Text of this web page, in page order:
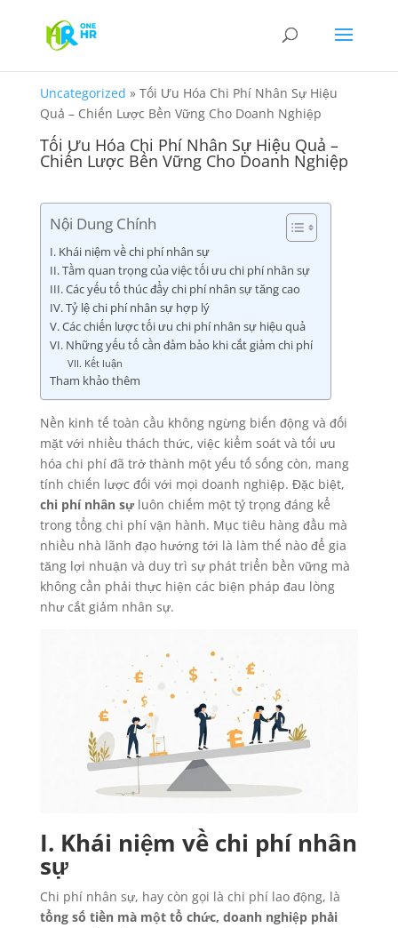
Uncategorized » Tối Ưu Hóa Chi Phí Nhân Sự Hiệu
Quả – Chiến Lược Bền Vững Cho Doanh Nghiệp
Tối Ưu Hóa Chi Phí Nhân Sự Hiệu Quả –
Chiến Lược Bền Vững Cho Doanh Nghiệp
Nội Dung Chính
I. Khái niệm về chi phí nhân sự
II. Tầm quan trọng của việc tối ưu chi phí nhân sự
III. Các yếu tố thúc đẩy chi phí nhân sự tăng cao
IV. Tỷ lệ chi phí nhân sự hợp lý
V. Các chiến lược tối ưu chi phí nhân sự hiệu quả
VI. Những yếu tố cần đảm bảo khi cắt giảm chi phí
VII. Kết luận
Tham khảo thêm
Nền kinh tế toàn cầu không ngừng biến động và đối
mặt với nhiều thách thức, việc kiểm soát và tối ưu
hóa chi phí đã trở thành một yếu tố sống còn, mang
tính chiến lược đối với mọi doanh nghiệp. Đặc biệt,
chi phí nhân sựluôn chiếm một tỷ trọng đáng kể
trong tổng chi phí vận hành. Mục tiêu hàng đầu mà
nhiều nhà lãnh đạo hướng tới là làm thế nào để gia
tăng lợi nhuận và duy trì sự phát triển bền vững mà
không cần phải thực hiện các biện pháp đau lòng
như cắt giảm nhân sự.
I. Khái niệm về chi phí nhân
sự
Chi phí nhân sự, hay còn gọi là chi phí lao động, là
tổng số tiền mà một tổ chức, doanh nghiệp phải